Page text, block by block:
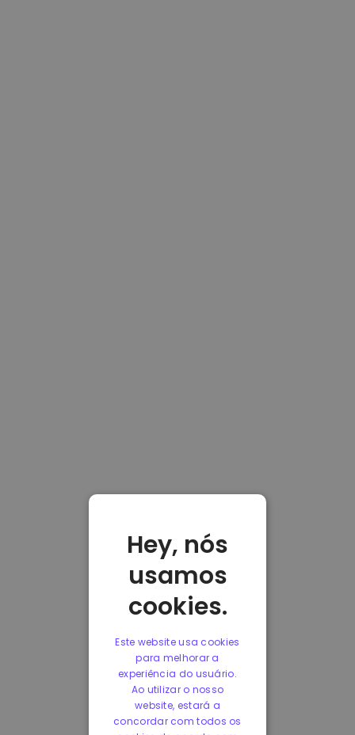
Hey, nós
usamos
cookies.
Este website usa cookies
para melhorar a
experiência do usuário.
Ao utilizar o nosso
website, estará a
concordar com todos os